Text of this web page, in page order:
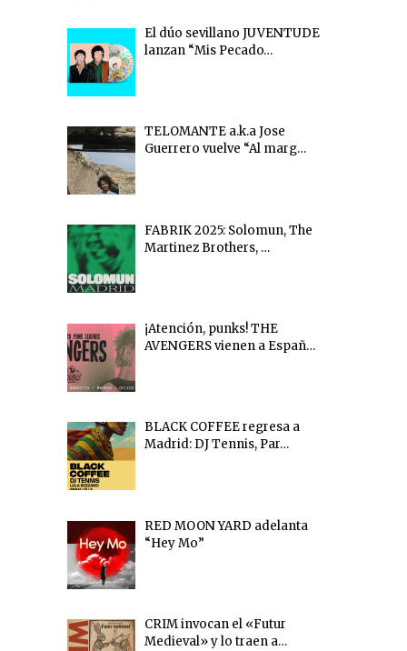
El dúo sevillano JUVENTUDE
lanzan “Mis Pecado…
TELOMANTE a.k.a Jose
Guerrero vuelve “Al marg…
FABRIK 2025: Solomun, The
Martinez Brothers, …
¡Atención, punks! THE
AVENGERS vienen a Españ…
BLACK COFFEE regresa a
Madrid: DJ Tennis, Par…
RED MOON YARD adelanta
“Hey Mo”
CRIM invocan el «Futur
Medieval» y lo traen a…